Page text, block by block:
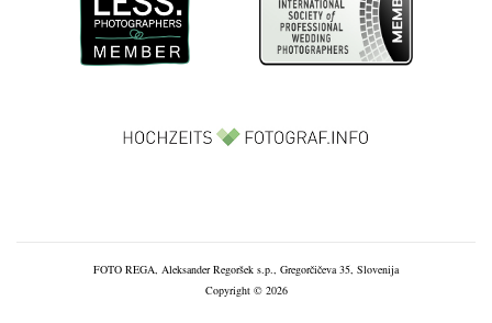
FOTO REGA, Aleksander Regoršek s.p., Gregorčičeva 35, Slovenija
Copyright © 2026